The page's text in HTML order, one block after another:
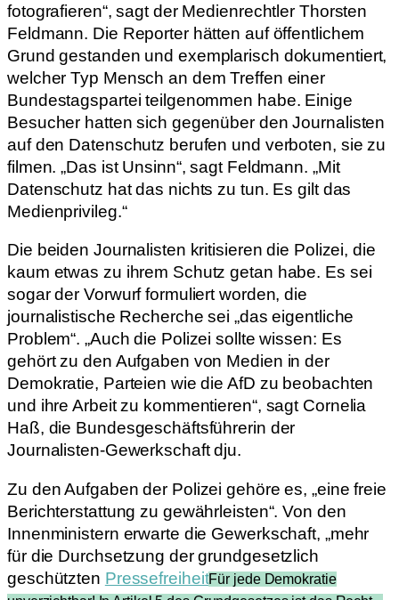
fotografieren“, sagt der Medienrechtler Thorsten
Feldmann. Die Reporter hätten auf öffentlichem
Grund gestanden und exemplarisch dokumentiert,
welcher Typ Mensch an dem Treffen einer
Bundestagspartei teilgenommen habe. Einige
Besucher hatten sich gegenüber den Journalisten
auf den Datenschutz berufen und verboten, sie zu
filmen. „Das ist Unsinn“, sagt Feldmann. „Mit
Datenschutz hat das nichts zu tun. Es gilt das
Medienprivileg.“
Die beiden Journalisten kritisieren die Polizei, die
kaum etwas zu ihrem Schutz getan habe. Es sei
sogar der Vorwurf formuliert worden, die
journalistische Recherche sei „das eigentliche
Problem“. „Auch die Polizei sollte wissen: Es
gehört zu den Aufgaben von Medien in der
Demokratie, Parteien wie die AfD zu beobachten
und ihre Arbeit zu kommentieren“, sagt Cornelia
Haß, die Bundesgeschäftsführerin der
Journalisten-Gewerkschaft dju.
Zu den Aufgaben der Polizei gehöre es, „eine freie
Berichterstattung zu gewährleisten“. Von den
Innenministern erwarte die Gewerkschaft, „mehr
für die Durchsetzung der grundgesetzlich
geschützten PressefreiheitFür jede Demokratie